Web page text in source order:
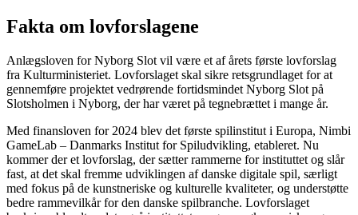
Fakta om lovforslagene
Anlægsloven for Nyborg Slot vil være et af årets første lovforslag
fra Kulturministeriet. Lovforslaget skal sikre retsgrundlaget for at
gennemføre projektet vedrørende fortidsmindet Nyborg Slot på
Slotsholmen i Nyborg, der har været på tegnebrættet i mange år.
Med finansloven for 2024 blev det første spilinstitut i Europa, Nimbi
GameLab – Danmarks Institut for Spiludvikling, etableret. Nu
kommer der et lovforslag, der sætter rammerne for instituttet og slår
fast, at det skal fremme udviklingen af danske digitale spil, særligt
med fokus på de kunstneriske og kulturelle kvaliteter, og understøtte
bedre rammevilkår for den danske spilbranche. Lovforslaget